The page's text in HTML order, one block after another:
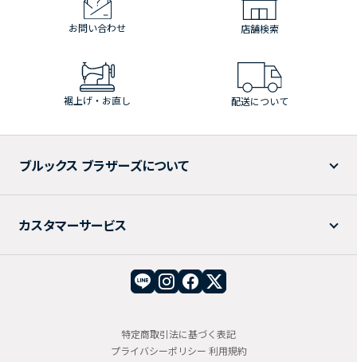
お問い合わせ 店舗検索
裾上げ・お直し 配送について
ブルックス ブラザーズについて
カスタマーサービス
特定商取引法に基づく表記
プライバシーポリシー 利用規約